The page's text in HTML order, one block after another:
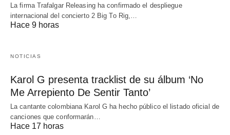
La firma Trafalgar Releasing ha confirmado el despliegue
internacional del concierto 2 Big To Rig,…
Hace 9 horas
NOTICIAS
Karol G presenta tracklist de su álbum ‘No
Me Arrepiento De Sentir Tanto’
La cantante colombiana Karol G ha hecho público el listado oficial de
canciones que conformarán…
Hace 17 horas